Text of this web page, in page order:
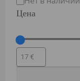
Цена